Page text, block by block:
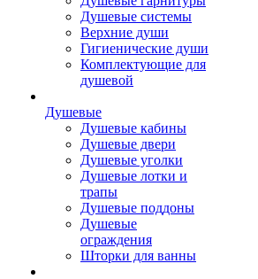
Душевые системы
Верхние души
Гигиенические души
Комплектующие для
душевой
Душевые
Душевые кабины
Душевые двери
Душевые уголки
Душевые лотки и
трапы
Душевые поддоны
Душевые
ограждения
Шторки для ванны